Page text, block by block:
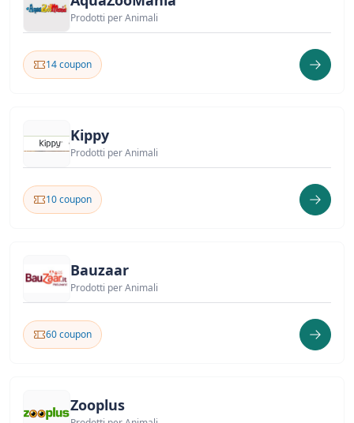
Prodotti per Animali
14 coupon
Kippy
Prodotti per Animali
10 coupon
Bauzaar
Prodotti per Animali
60 coupon
Zooplus